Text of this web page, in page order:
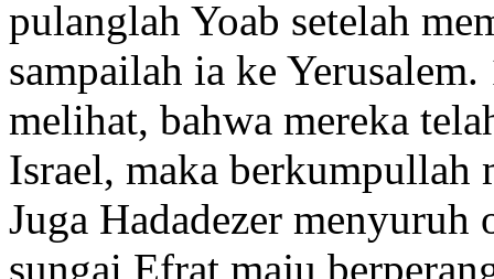
pulanglah Yoab setelah
sampailah ia ke Yerusalem.
melihat, bahwa mereka
Israel, maka berkumpullah
Juga Hadadezer menyuruh
sungai Efrat maju